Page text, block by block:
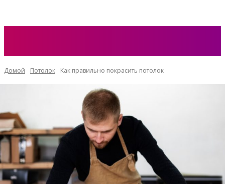
Домой Потолок Как правильно покрасить потолок